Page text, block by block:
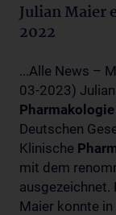
Julian
2022
...Alle News –
03-2023)
Pharmakologie
Deutschen
Klinische
mit dem
ausgezeichnet.
Maier konnte